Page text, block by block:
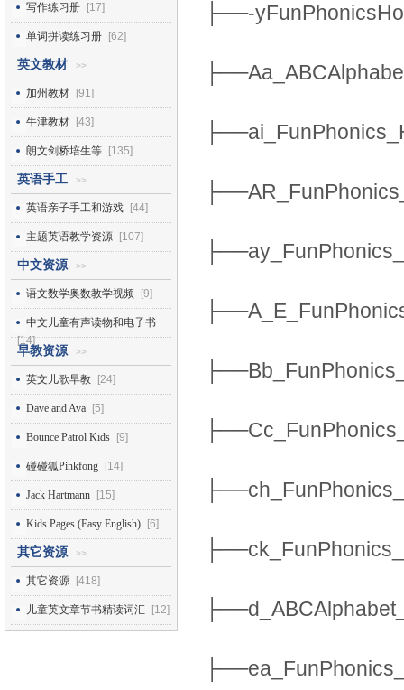
写作练习册 [17]
单词拼读练习册 [62]
英文教材 >>
加州教材 [91]
牛津教材 [43]
朗文剑桥培生等 [135]
英语手工 >>
英语亲子手工和游戏 [44]
主题英语教学资源 [107]
中文资源 >>
语文数学奥数教学视频 [9]
中文儿童有声读物和电子书
[14]
早教资源 >>
英文儿歌早教 [24]
Dave and Ava [5]
Bounce Patrol Kids [9]
碰碰狐Pinkfong [14]
Jack Hartmann [15]
Kids Pages (Easy English) [6]
其它资源 >>
其它资源 [418]
儿童英文章节书精读词汇 [12]
├──-